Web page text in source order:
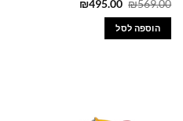
₪569.00
המחיר
היה:
₪569.00.
₪495.00
המחיר
הוספה לסל